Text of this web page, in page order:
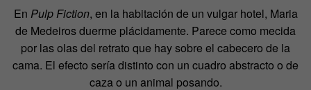
En Pulp Fiction, en la habitación de un vulgar hotel, Maria
de Medeiros duerme plácidamente. Parece como mecida
por las olas del retrato que hay sobre el cabecero de la
cama. El efecto sería distinto con un cuadro abstracto o de
caza o un animal posando.